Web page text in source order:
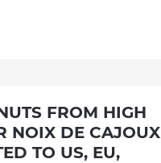
NOIX DE CAJOUX
TO US, EU,